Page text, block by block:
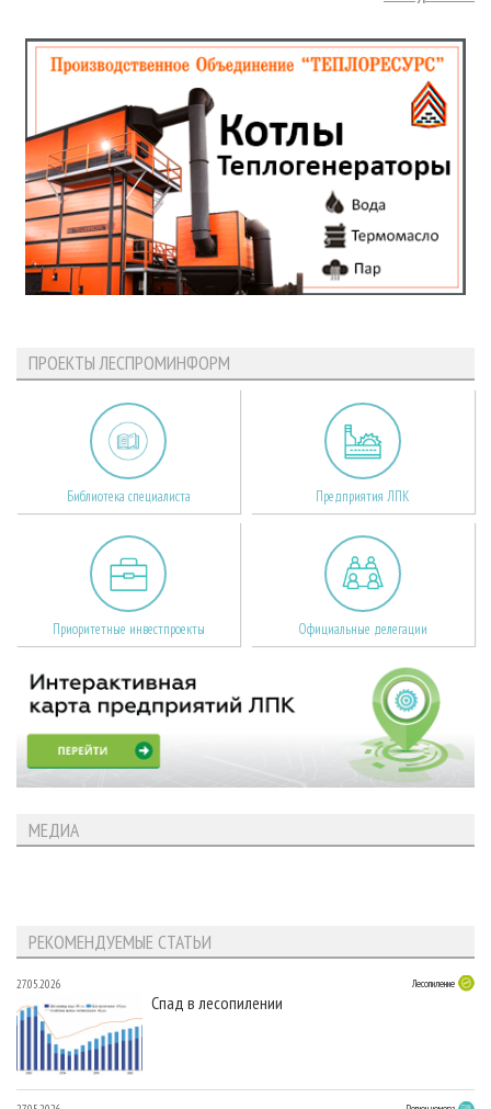
ПРОЕКТЫ ЛЕСПРОМИНФОРМ
Библиотека специалиста Предприятия ЛПК
Приоритетные инвестпроекты Официальные делегации
МЕДИА
РЕКОМЕНДУЕМЫЕ СТАТЬИ
27.05.2026 Лесопиление
Спад в лесопилении